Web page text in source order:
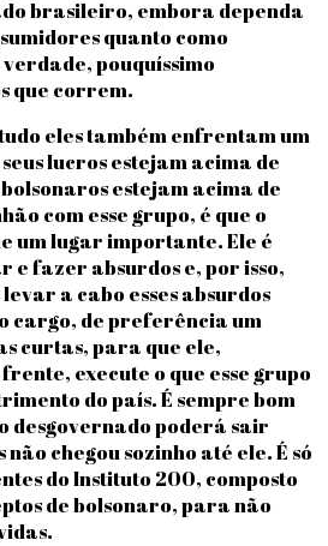
brasileiro, embora dependa
quanto como
pouquíssimo
que correm.
eles também enfrentam um
lucros estejam acima de
estejam acima de
com esse grupo, é que o
um lugar importante. Ele é
e fazer absurdos e, por isso,
a cabo esses absurdos
cargo, de preferência um
curtas, para que ele,
execute o que esse grupo
do país. É sempre bom
desgovernado poderá sair
chegou sozinho até ele. É só
do Instituto 200, composto
de bolsonaro, para não